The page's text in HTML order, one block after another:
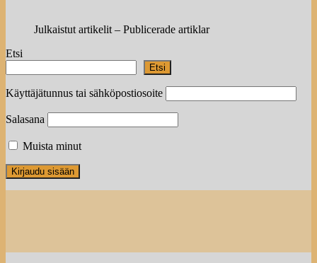
Julkaistut artikelit – Publicerade artiklar
Etsi
Etsi
Käyttäjätunnus tai sähköpostiosoite
Salasana
Muista minut